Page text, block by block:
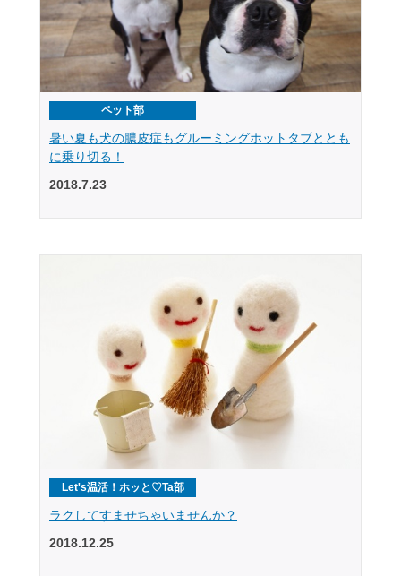
ペット部
暑い夏も犬の膿皮症もグルーミングホットタブととも
に乗り切る！
2018.7.23
Let's温活！ホッと♡Ta部
ラクしてすませちゃいませんか？
2018.12.25